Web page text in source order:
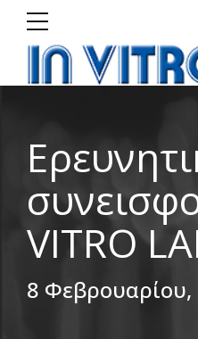
VITRO
8 Φεβρουαρίου,